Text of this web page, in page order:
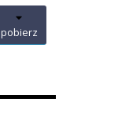
pobierz